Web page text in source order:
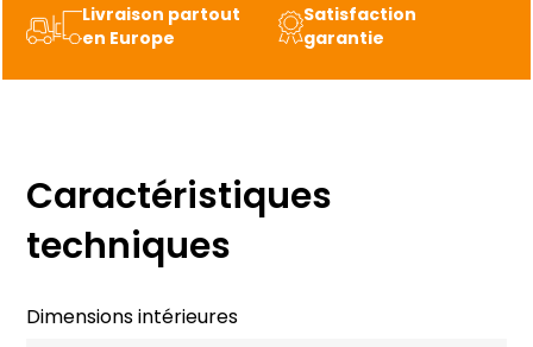
Livraison partout
en Europe
Satisfaction
garantie
Caractéristiques
techniques
Dimensions intérieures